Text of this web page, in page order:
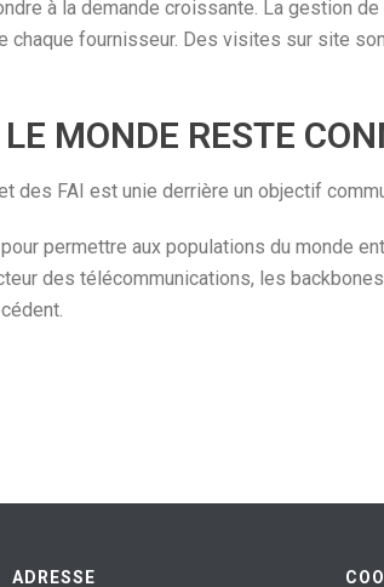
à la demande croissante. La gestion
chaque fournisseur. Des visites sur site
MONDE RESTE
des FAI est unie derrière un objectif
permettre aux populations du monde
des télécommunications, les
ADRESSE